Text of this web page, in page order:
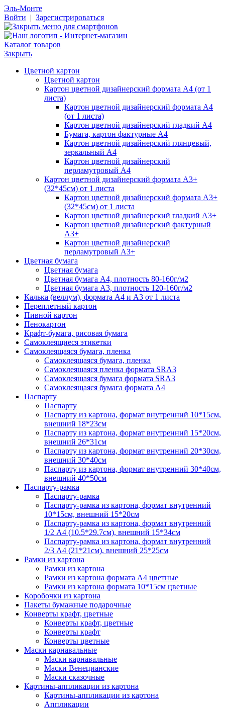
Эль-Монте
Войти | Зарегистрироваться
Каталог товаров
Закрыть
Цветной картон
Цветной картон
Картон цветной дизайнерский формата А4 (от 1
листа)
Картон цветной дизайнерский формата А4
(от 1 листа)
Картон цветной дизайнерский гладкий А4
Бумага, картон фактурные А4
Картон цветной дизайнерский глянцевый,
зеркальный А4
Картон цветной дизайнерский
перламутровый А4
Картон цветной дизайнерский формата А3+
(32*45см) от 1 листа
Картон цветной дизайнерский формата А3+
(32*45см) от 1 листа
Картон цветной дизайнерский гладкий А3+
Картон цветной дизайнерский фактурный
А3+
Картон цветной дизайнерский
перламутровый А3+
Цветная бумага
Цветная бумага
Цветная бумага А4, плотность 80-160г/м2
Цветная бумага А3, плотность 120-160г/м2
Калька (веллум), формата А4 и А3 от 1 листа
Переплетный картон
Пивной картон
Пенокартон
Крафт-бумага, рисовая бумага
Самоклеящиеся этикетки
Самоклеящаяся бумага, пленка
Самоклеящаяся бумага, пленка
Самоклеящаяся пленка формата SRА3
Самоклеящаяся бумага формата SRА3
Самоклеящаяся бумага формата А4
Паспарту
Паспарту
Паспарту из картона, формат внутренний 10*15см,
внешний 18*23см
Паспарту из картона, формат внутренний 15*20см,
внешний 26*31см
Паспарту из картона, формат внутренний 20*30см,
внешний 30*40см
Паспарту из картона, формат внутренний 30*40см,
внешний 40*50см
Паспарту-рамка
Паспарту-рамка
Паспарту-рамка из картона, формат внутренний
10*15см, внешний 15*20см
Паспарту-рамка из картона, формат внутренний
1/2 А4 (10.5*29.7см), внешний 15*34см
Паспарту-рамка из картона, формат внутренний
2/3 А4 (21*21см), внешний 25*25см
Рамки из картона
Рамки из картона
Рамки из картона формата А4 цветные
Рамки из картона формата 10*15см цветные
Коробочки из картона
Пакеты бумажные подарочные
Конверты крафт, цветные
Конверты крафт, цветные
Конверты крафт
Конверты цветные
Маски карнавальные
Маски карнавальные
Маски Венецианские
Маски сказочные
Картины-аппликации из картона
Картины-аппликации из картона
Аппликации